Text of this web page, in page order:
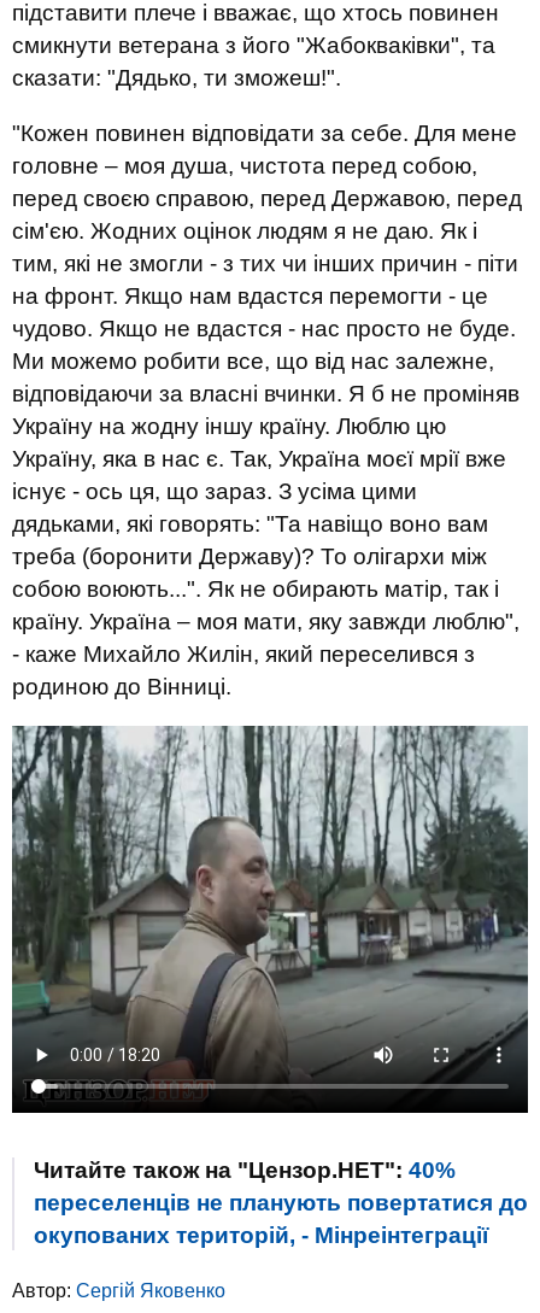
підставити плече і вважає, що хтось повинен
смикнути ветерана з його "Жабокваківки", та
сказати: "Дядько, ти зможеш!".
"Кожен повинен відповідати за себе. Для мене
головне – моя душа, чистота перед собою,
перед своєю справою, перед Державою, перед
сім'єю. Жодних оцінок людям я не даю. Як і
тим, які не змогли - з тих чи інших причин - піти
на фронт. Якщо нам вдастся перемогти - це
чудово. Якщо не вдастся - нас просто не буде.
Ми можемо робити все, що від нас залежне,
відповідаючи за власні вчинки. Я б не проміняв
Україну на жодну іншу країну. Люблю цю
Україну, яка в нас є. Так, Україна моєї мрії вже
існує - ось ця, що зараз. З усіма цими
дядьками, які говорять: "Та навіщо воно вам
треба (боронити Державу)? То олігархи між
собою воюють...". Як не обирають матір, так і
країну. Україна – моя мати, яку завжди люблю",
- каже Михайло Жилін, який переселився з
родиною до Вінниці.
Читайте також на "Цензор.НЕТ": 40%
переселенців не планують повертатися до
окупованих територій, - Мінреінтеграції
Автор: Сергій Яковенко